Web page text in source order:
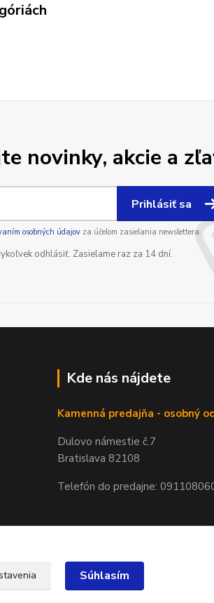
novinky, akcie a
Prihlásiť sa
osobných údajovza účelom zasielania newslettera.
odhlásiť. Zasielame raz za 14 dní.
Kde nás nájdete
Kamenná predajňa - osobný
Dulovo námestie č.7
Bratislava 82108
Telefón do predajne:
Súhlasím